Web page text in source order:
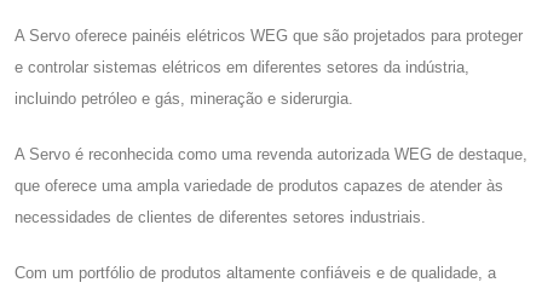
A Servo oferece painéis elétricos WEG que são projetados para proteger
e controlar sistemas elétricos em diferentes setores da indústria,
incluindo petróleo e gás, mineração e siderurgia.
A Servo é reconhecida como uma revenda autorizada WEG de destaque,
que oferece uma ampla variedade de produtos capazes de atender às
necessidades de clientes de diferentes setores industriais.
Com um portfólio de produtos altamente confiáveis e de qualidade, a